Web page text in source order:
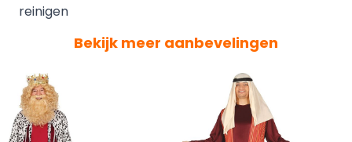
reinigen
Bekijk meer aanbevelingen